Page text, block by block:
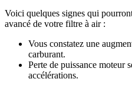
Voici quelques signes qui
avancé de votre filtre à air :
Vous constatez une
carburant.
Perte de puissance moteur
accélérations.